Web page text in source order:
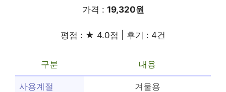
가격 : 19,320원
평점 : ★ 4.0점 | 후기 : 4건
구분 내용
사용계절 겨울용